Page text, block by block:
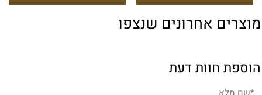
מוצרים אחרונים שנצפו
הוספת חוות דעת